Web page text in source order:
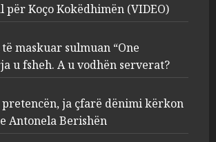
FOTO/ Persona të maskuar
sulmuan “One Albania”,
ngjarja u fsheh. A u vodhën
serverat?
MARCH 25, 2025
Prokuroria jep pretencën, ja
çfarë dënimi kërkon për
për Koço Kokëdhimën (VIDEO)
të maskuar sulmuan “One
u fsheh. A u vodhën serverat?
ja çfarë dënimi kërkon
Antonela Berishën